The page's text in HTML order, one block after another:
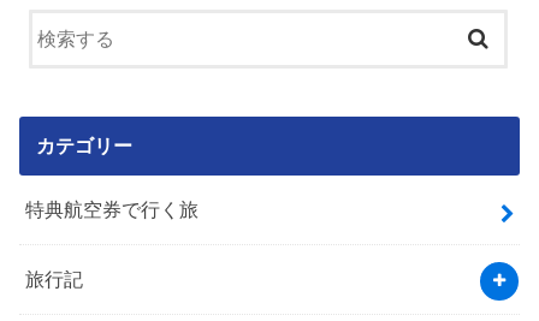
カテゴリー
特典航空券で行く旅
旅行記